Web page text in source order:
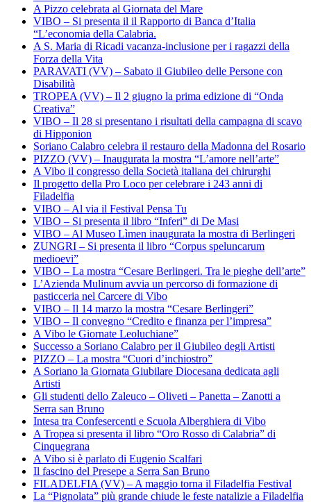
A Pizzo celebrata al Giornata del Mare
VIBO – Si presenta il il Rapporto di Banca d’Italia
“L’economia della Calabria.
A S. Maria di Ricadi vacanza-inclusione per i ragazzi della
Forza della Vita
PARAVATI (VV) – Sabato il Giubileo delle Persone con
Disabilità
TROPEA (VV) – Il 2 giugno la prima edizione di “Onda
Creativa”
VIBO – Il 28 si presentano i risultati della campagna di scavo
di Hipponion
Soriano Calabro celebra il restauro della Madonna del Rosario
PIZZO (VV) – Inaugurata la mostra “L’amore nell’arte”
A Vibo il congresso della Società italiana dei chirurghi
Il progetto della Pro Loco per celebrare i 243 anni di
Filadelfia
VIBO – Al via il Festival Pensa Tu
VIBO – Si presenta il libro “Inferi” di De Masi
VIBO – Al Museo Lìmen inaugurata la mostra di Berlingeri
ZUNGRI – Si presenta il libro “Corpus speluncarum
medioevi”
VIBO – La mostra “Cesare Berlingeri. Tra le pieghe dell’arte”
L’Azienda Mulinum avvia un percorso di formazione di
pasticceria nel Carcere di Vibo
VIBO – Il 14 marzo la mostra “Cesare Berlingeri”
VIBO – Il convegno “Credito e finanza per l’impresa”
A Vibo le Giornate Leoluchiane”
Successo a Soriano Calabro per il Giubileo degli Artisti
PIZZO – La mostra “Cuori d’inchiostro”
A Soriano la Giornata Giubilare Diocesana dedicata agli
Artisti
Gli studenti dello Zaleuco – Oliveti – Panetta – Zanotti a
Serra san Bruno
Intesa tra Confesercenti e Scuola Alberghiera di Vibo
A Tropea si presenta il libro “Oro Rosso di Calabria” di
Cinquegrana
A Vibo si è parlato di Eugenio Scalfari
Il fascino del Presepe a Serra San Bruno
FILADELFIA (VV) – A maggio torna il Filadelfia Festival
La “Pignolata” più grande chiude le feste natalizie a Filadelfia